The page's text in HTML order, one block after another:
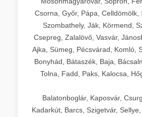
Csorna, Győr, Pápa, Celldömölk,
Szombathely, Ják, Körmend,
Csepreg, Zalalövő, Vasvár,
Ajka, Sümeg, Pécsvárad, Komló,
Bonyhád, Bátaszék, Baja,
Tolna, Fadd, Paks, Kalocsa,
Balatonboglár, Kaposvár,
Kadarkút, Barcs, Szigetvár, Sellye,